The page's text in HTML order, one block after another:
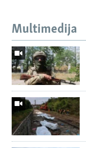
Multimedija